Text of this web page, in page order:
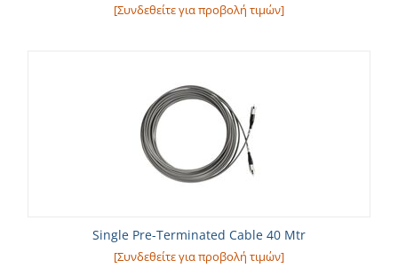
[Συνδεθείτε για προβολή τιμών]
Single Pre-Terminated Cable 40 Mtr
[Συνδεθείτε για προβολή τιμών]